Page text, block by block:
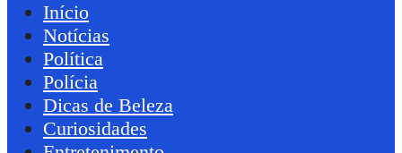
Início
Notícias
Política
Polícia
Dicas de Beleza
Curiosidades